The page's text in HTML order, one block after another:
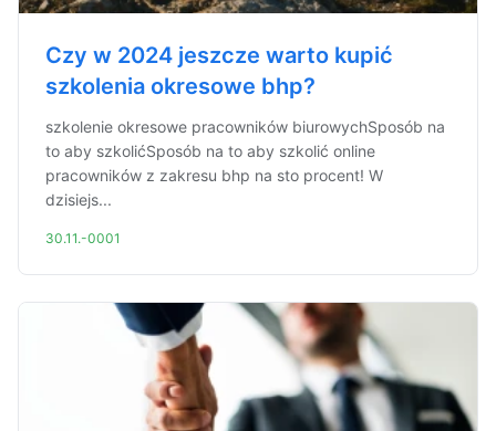
Czy w 2024 jeszcze warto kupić
szkolenia okresowe bhp?
szkolenie okresowe pracowników biurowychSposób na
to aby szkolićSposób na to aby szkolić online
pracowników z zakresu bhp na sto procent! W
dzisiejs...
30.11.-0001